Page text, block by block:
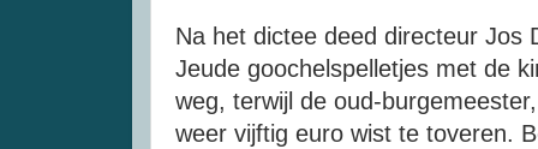
Na het dictee deed directeur Jos
Jeude goochelspelletjes met de
weg, terwijl de oud-
weer vijftig euro wist te toveren.